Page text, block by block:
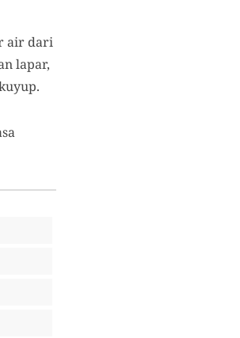
air dari
lapar,